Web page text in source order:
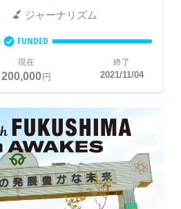
ジャーナリズム
FUNDED
現在
200,000円
終了
2021/11/04